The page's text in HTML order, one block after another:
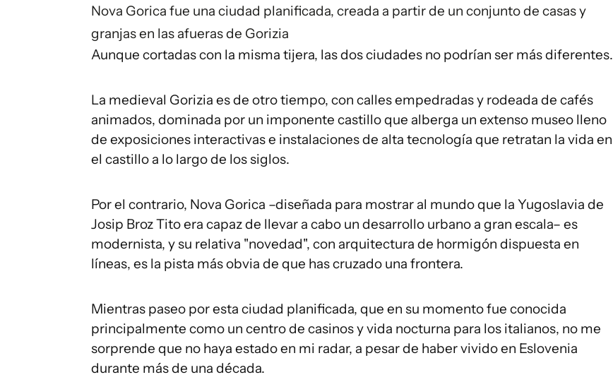
Nova Gorica fue una ciudad planificada, creada a partir de un conjunto de casas y
granjas en las afueras de Gorizia
Aunque cortadas con la misma tijera, las dos ciudades no podrían ser más diferentes.
La medieval Gorizia es de otro tiempo, con calles empedradas y rodeada de cafés
animados, dominada por un imponente castillo que alberga un extenso museo lleno
de exposiciones interactivas e instalaciones de alta tecnología que retratan la vida en
el castillo a lo largo de los siglos.
Por el contrario, Nova Gorica –diseñada para mostrar al mundo que la Yugoslavia de
Josip Broz Tito era capaz de llevar a cabo un desarrollo urbano a gran escala– es
modernista, y su relativa "novedad", con arquitectura de hormigón dispuesta en
líneas, es la pista más obvia de que has cruzado una frontera.
Mientras paseo por esta ciudad planificada, que en su momento fue conocida
principalmente como un centro de casinos y vida nocturna para los italianos, no me
sorprende que no haya estado en mi radar, a pesar de haber vivido en Eslovenia
durante más de una década.